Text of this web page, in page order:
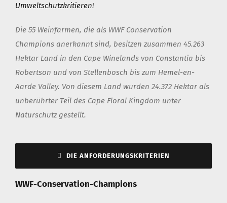
Umweltschutzkritieren!
Die 55 Weinfarmen, die als WWF Conservation
Champions anerkannt sind, besitzen zusammen 45.263
Hektar Land in den Cape Winelands von Constantia bis
Robertson und von Stellenbosch bis zum Hemel-en-
Aarde Valley. Von diesem Land wurden 24.372 Hektar als
unberührter Teil des Cape Floral Kingdom unter
Naturschutz gestellt.
DIE ANFORDERUNGSKRITERIEN
WWF-Conservation-Champions